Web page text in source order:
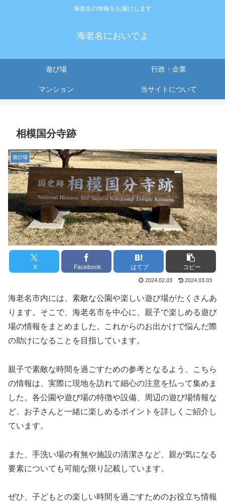
海老名の情報をお届けします
海老名においでよ
遊び場 行政・企業
マンション 当サイトについて
相模国分寺跡
遊び場
X Facebook はてブ コピー
2024.02.03 2024.03.03
海老名市内には、素敵な公園や楽しい遊び場がたくさんあ
ります。そこで、海老名市を中心に、親子で楽しめる遊び
場の情報をまとめました。これからのお出かけで悩んだ際
の助けになることを目指しています。
親子で素敵な時間を過ごすための参考となるよう、こちら
の情報は、実際に現地を訪れて細心の注意を払って集めま
した。各公園や遊び場の特徴や設備、周辺の遊び場情報な
ど、お子さんと一緒に楽しめるポイントを詳しくご紹介し
ています。
また、手洗い場の有無や施設の清潔さなど、親が気になる
要素についても可能な限り記載しています。
ぜひ、子どもとの楽しい時間を過ごすためのお役立ち情報